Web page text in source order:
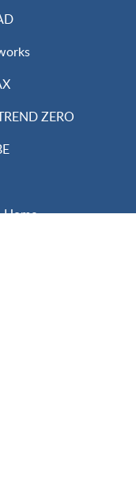
ZERO
Home